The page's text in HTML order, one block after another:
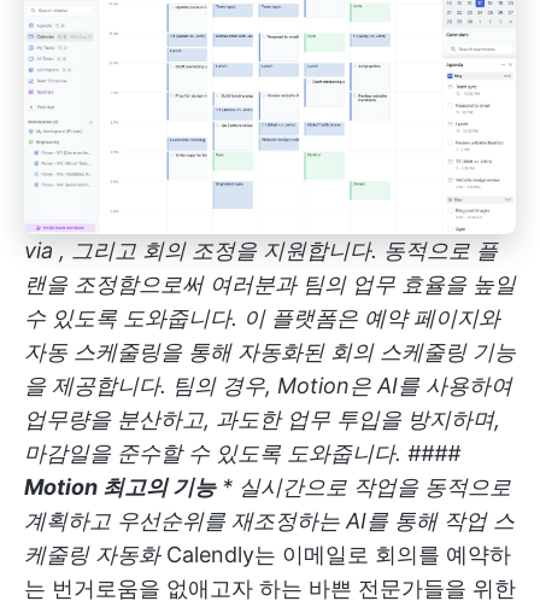
via , 그리고 회의 조정을 지원합니다. 동적으로 플
랜을 조정함으로써 여러분과 팀의 업무 효율을 높일
수 있도록 도와줍니다. 이 플랫폼은 예약 페이지와
자동 스케줄링을 통해 자동화된 회의 스케줄링 기능
을 제공합니다. 팀의 경우, Motion은 AI를 사용하여
업무량을 분산하고, 과도한 업무 투입을 방지하며,
마감일을 준수할 수 있도록 도와줍니다. ####
Motion 최고의 기능* 실시간으로 작업을 동적으로
계획하고 우선순위를 재조정하는 AI를 통해 작업 스
케줄링 자동화Calendly는 이메일로 회의를 예약하
는 번거로움을 없애고자 하는 바쁜 전문가들을 위한